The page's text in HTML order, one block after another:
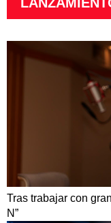
Tras trabajar con
N”